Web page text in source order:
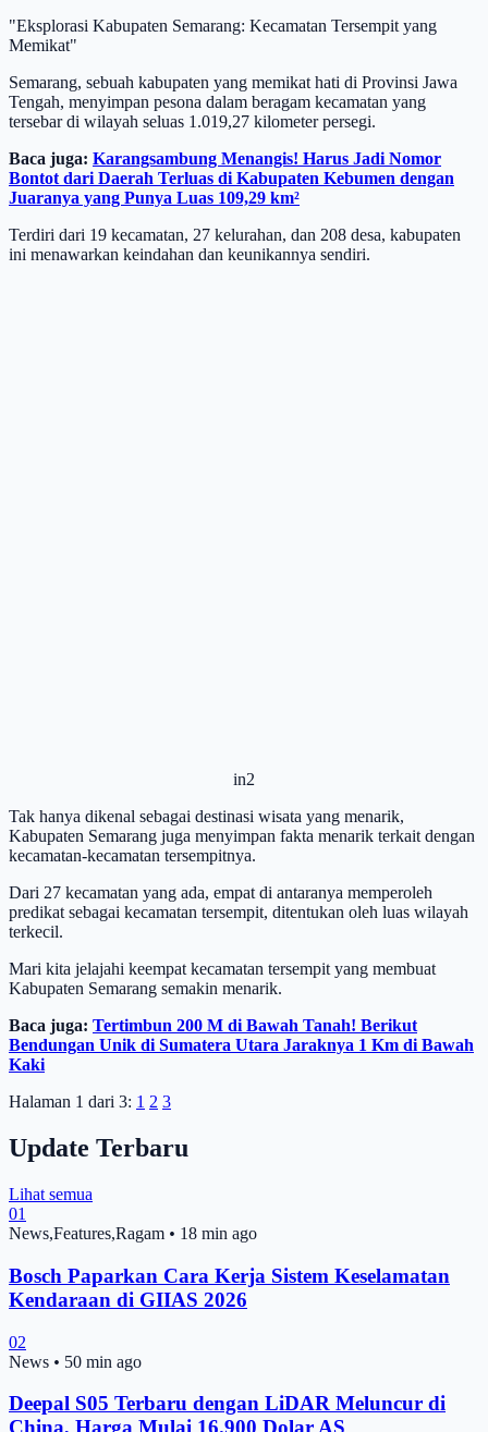
"Eksplorasi Kabupaten Semarang: Kecamatan Tersempit yang
Memikat"
Semarang, sebuah kabupaten yang memikat hati di Provinsi Jawa
Tengah, menyimpan pesona dalam beragam kecamatan yang
tersebar di wilayah seluas 1.019,27 kilometer persegi.
Baca juga: Karangsambung Menangis! Harus Jadi Nomor
Bontot dari Daerah Terluas di Kabupaten Kebumen dengan
Juaranya yang Punya Luas 109,29 km²
Terdiri dari 19 kecamatan, 27 kelurahan, dan 208 desa, kabupaten
ini menawarkan keindahan dan keunikannya sendiri.
in2
Tak hanya dikenal sebagai destinasi wisata yang menarik,
Kabupaten Semarang juga menyimpan fakta menarik terkait dengan
kecamatan-kecamatan tersempitnya.
Dari 27 kecamatan yang ada, empat di antaranya memperoleh
predikat sebagai kecamatan tersempit, ditentukan oleh luas wilayah
terkecil.
Mari kita jelajahi keempat kecamatan tersempit yang membuat
Kabupaten Semarang semakin menarik.
Baca juga: Tertimbun 200 M di Bawah Tanah! Berikut
Bendungan Unik di Sumatera Utara Jaraknya 1 Km di Bawah
Kaki
Halaman 1 dari 3: 1 2 3
Update Terbaru
Lihat semua
01
News,Features,Ragam • 18 min ago
Bosch Paparkan Cara Kerja Sistem Keselamatan
Kendaraan di GIIAS 2026
02
News • 50 min ago
Deepal S05 Terbaru dengan LiDAR Meluncur di